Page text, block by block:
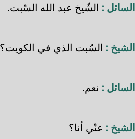
السائل : الشّيخ عبد الله السّبت.
الشيخ : السّبت الذي في الكويت؟
السائل : نعم.
الشيخ : عنّي أنا؟